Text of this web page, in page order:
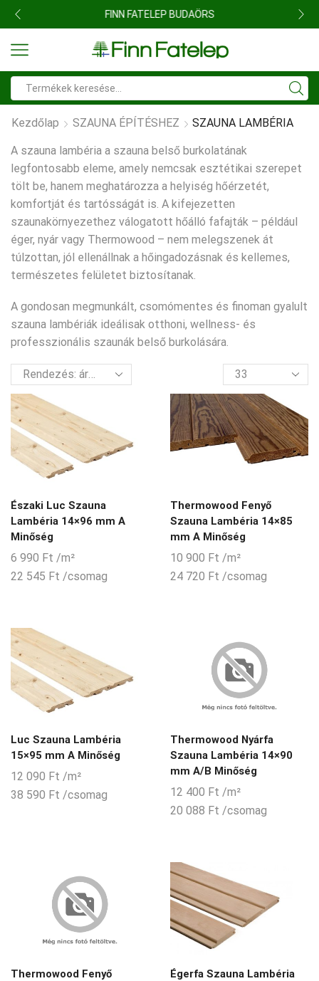
FINN FATELEP BUDAÖRS
input
Kezdőlap SZAUNA ÉPÍTÉSHEZ SZAUNA LAMBÉRIA
A szauna lambéria a szauna belső burkolatának
legfontosabb eleme, amely nemcsak esztétikai szerepet
tölt be, hanem meghatározza a helyiség hőérzetét,
komfortját és tartósságát is. A kifejezetten
szaunakörnyezethez válogatott hőálló fafajták – például
éger, nyár vagy Thermowood – nem melegszenek át
túlzottan, jól ellenállnak a hőingadozásnak és kellemes,
természetes felületet biztosítanak.
A gondosan megmunkált, csomómentes és finoman gyalult
szauna lambériák ideálisak otthoni, wellness- és
professzionális szaunák belső burkolására.
termék
per
oldal
Északi Luc Szauna
Lambéria 14×96 mm A
Minőség
6 990 Ft /m²
22 545 Ft /csomag
Thermowood Fenyő
Szauna Lambéria 14×85
mm A Minőség
10 900 Ft /m²
24 720 Ft /csomag
Luc Szauna Lambéria
15×95 mm A Minőség
12 090 Ft /m²
38 590 Ft /csomag
Thermowood Nyárfa
Szauna Lambéria 14×90
mm A/B Minőség
12 400 Ft /m²
20 088 Ft /csomag
Thermowood Fenyő
Égerfa Szauna Lambéria